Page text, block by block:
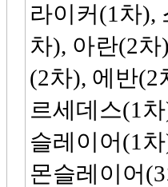
라이커(1차),
차), 아란(2
(2차), 에반(2
르세데스(1
슬레이어(1
몬슬레이어